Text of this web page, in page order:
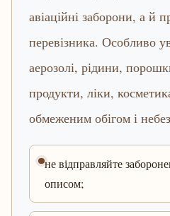
авіаційні заборони, а й
перевізника. Особливо
аерозолі, рідини,
продукти, ліки,
обмеженим обігом і
не відправляйте
описом;